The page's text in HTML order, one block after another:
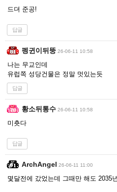
드뎌 준공!
답글
펭귄이뒤뚱 26-06-11 10:58
나는 무교인데
유럽쪽 성당건물은 정말 멋있는듯
답글
황소뒤통수 26-06-11 10:58
미춋다
답글
ArchAngel 26-06-11 11:00
몇달전에 갔었는데 그때만 해도 2035